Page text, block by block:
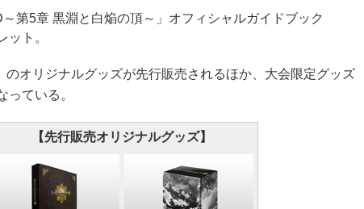
～第5章 黒淵と白焔の頂～」オフィシャルガイドブック
ット。
オリジナルグッズが先行販売されるほか、大会限定グッズ
っている。
【先行販売オリジナルグッズ】